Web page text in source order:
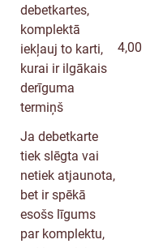
debetkartes,
komplektā
iekļauj to karti,
kurai ir ilgākais
derīguma
termiņš
Ja debetkarte
tiek slēgta vai
netiek atjaunota,
bet ir spēkā
esošs līgums
par komplektu,
4,00